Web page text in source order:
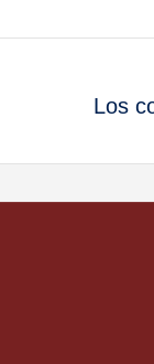
Los